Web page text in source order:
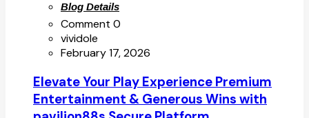
Blog Details
Comment 0
vividole
February 17, 2026
Elevate Your Play Experience Premium
Entertainment & Generous Wins with